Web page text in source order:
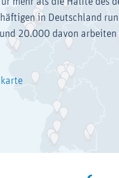
in Deutschland
20.000 davon arbeiten